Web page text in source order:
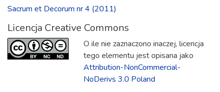
Sacrum et Decorum nr 4 (2011)
Licencja Creative Commons
O ile nie zaznaczono inaczej, licencja
tego elementu jest opisana jako
Attribution-NonCommercial-
NoDerivs 3.0 Poland